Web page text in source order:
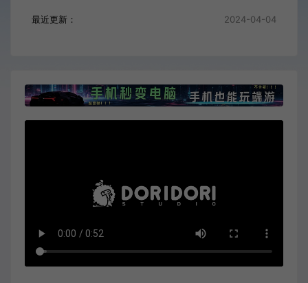
最近更新： 2024-04-04